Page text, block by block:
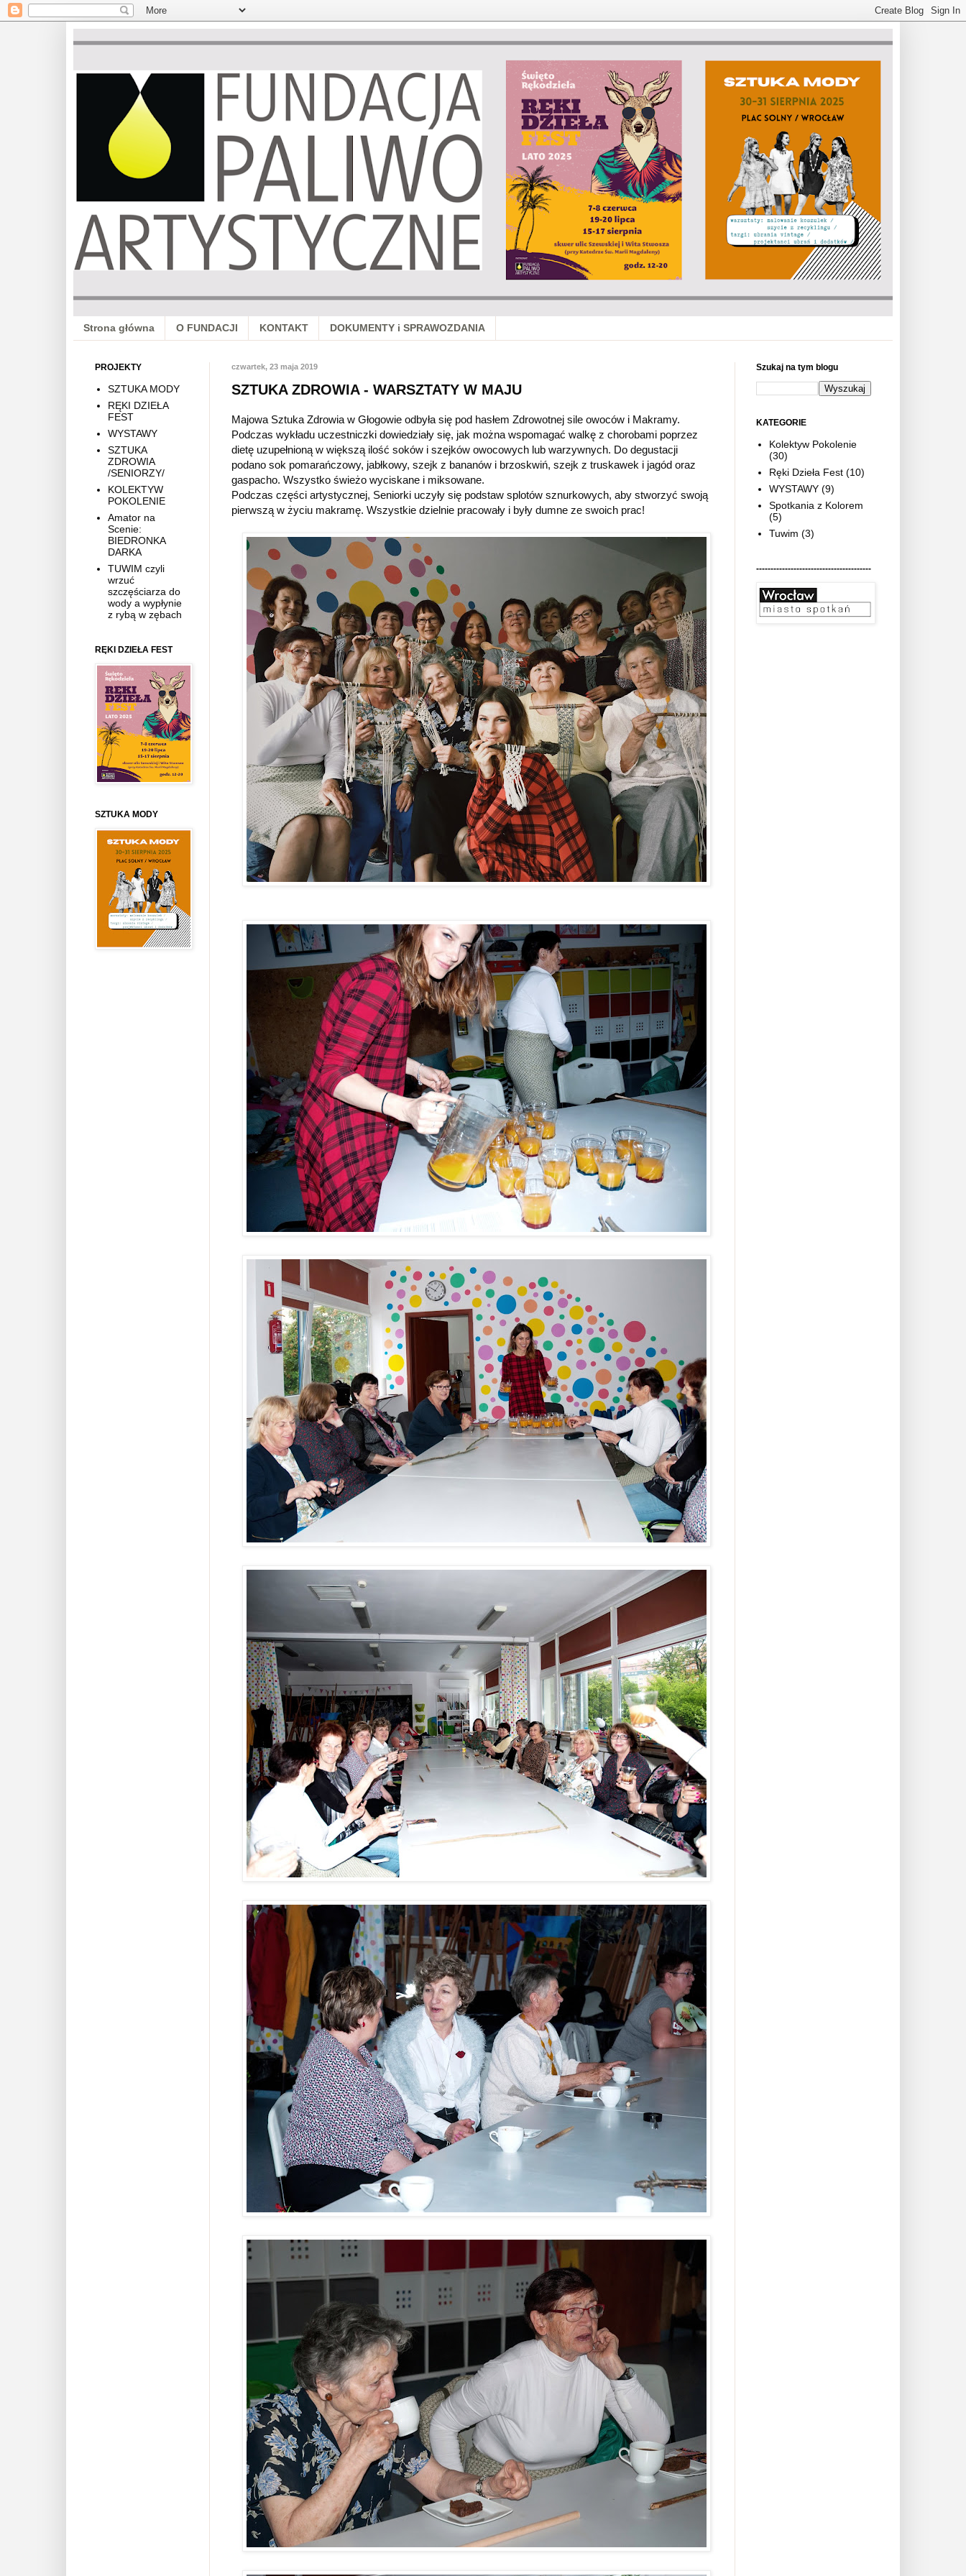
Strona główna O FUNDACJI KONTAKT DOKUMENTY i SPRAWOZDANIA
czwartek, 23 maja 2019
SZTUKA ZDROWIA - WARSZTATY W MAJU
Majowa Sztuka Zdrowia w Głogowie odbyła się pod hasłem Zdrowotnej sile owoców i Makramy.
Podczas wykładu uczestniczki dowiedziały się, jak można wspomagać walkę z chorobami poprzez
dietę uzupełnioną w większą ilość soków i szejków owocowych lub warzywnych. Do degustacji
podano sok pomarańczowy, jabłkowy, szejk z bananów i brzoskwiń, szejk z truskawek i jagód oraz
gaspacho. Wszystko świeżo wyciskane i miksowane.
Podczas części artystycznej, Seniorki uczyły się podstaw splotów sznurkowych, aby stworzyć swoją
pierwszą w życiu makramę. Wszystkie dzielnie pracowały i były dumne ze swoich prac!
PROJEKTY
SZTUKA MODY
RĘKI DZIEŁA
FEST
WYSTAWY
SZTUKA
ZDROWIA
/SENIORZY/
KOLEKTYW
POKOLENIE
Amator na
Scenie:
BIEDRONKA
DARKA
TUWIM czyli
wrzuć
szczęściarza do
wody a wypłynie
z rybą w zębach
RĘKI DZIEŁA FEST
SZTUKA MODY
Szukaj na tym blogu
KATEGORIE
Kolektyw Pokolenie
(30)
Ręki Dzieła Fest (10)
WYSTAWY (9)
Spotkania z Kolorem
(5)
Tuwim (3)
----------------------------------------